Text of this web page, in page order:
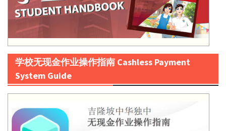
学校无现金作业操作指南 Cashless Payment
System Guide